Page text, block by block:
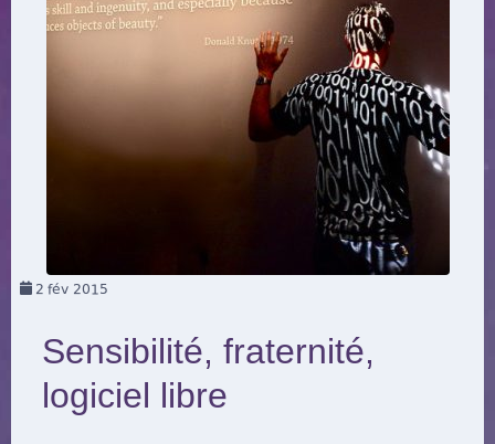
2 fév 2015
Sensibilité, fraternité,
logiciel libre